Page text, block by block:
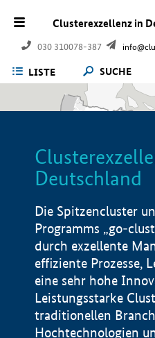
Clusterexzellenz in
030 310078-387
LISTE SUCHE
Deutschland
Die Spitzencluster
Programms „go-
durch exzellente
effiziente Prozesse,
eine sehr hohe
Leistungsstarke
traditionellen
Hochtechnologien